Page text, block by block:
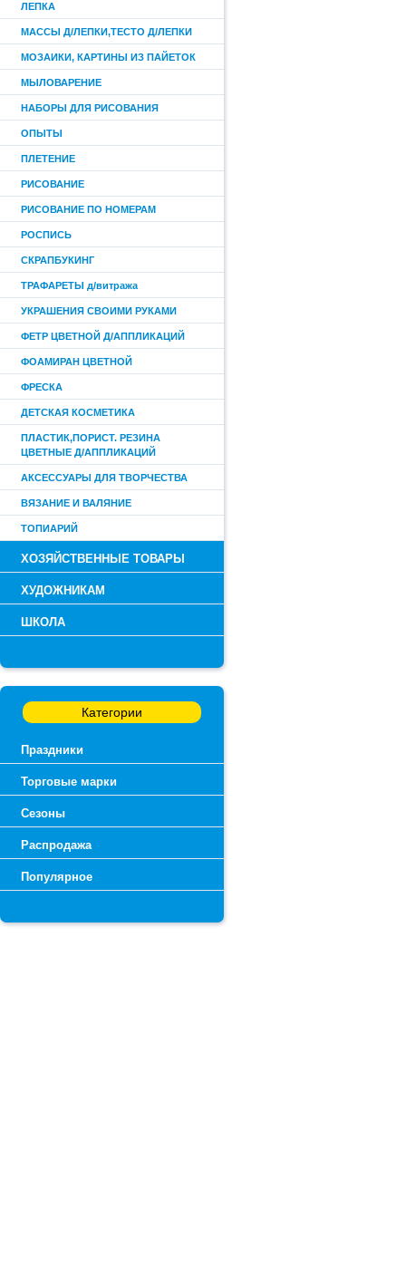
ЛЕПКА
МАССЫ Д/ЛЕПКИ,ТЕСТО Д/ЛЕПКИ
МОЗАИКИ, КАРТИНЫ ИЗ ПАЙЕТОК
МЫЛОВАРЕНИЕ
НАБОРЫ ДЛЯ РИСОВАНИЯ
ОПЫТЫ
ПЛЕТЕНИЕ
РИСОВАНИЕ
РИСОВАНИЕ ПО НОМЕРАМ
РОСПИСЬ
СКРАПБУКИНГ
ТРАФАРЕТЫ д/витража
УКРАШЕНИЯ СВОИМИ РУКАМИ
ФЕТР ЦВЕТНОЙ Д/АППЛИКАЦИЙ
ФОАМИРАН ЦВЕТНОЙ
ФРЕСКА
ДЕТСКАЯ КОСМЕТИКА
ПЛАСТИК,ПОРИСТ. РЕЗИНА
ЦВЕТНЫЕ Д/АППЛИКАЦИЙ
АКСЕССУАРЫ ДЛЯ ТВОРЧЕСТВА
ВЯЗАНИЕ И ВАЛЯНИЕ
ТОПИАРИЙ
ХОЗЯЙСТВЕННЫЕ ТОВАРЫ
ХУДОЖНИКАМ
ШКОЛА
Категории
Праздники
Торговые марки
Сезоны
Распродажа
Популярное